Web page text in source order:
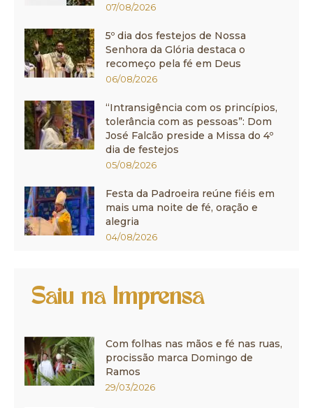
07/08/2026
5º dia dos festejos de Nossa
Senhora da Glória destaca o
recomeço pela fé em Deus
06/08/2026
“Intransigência com os princípios,
tolerância com as pessoas”: Dom
José Falcão preside a Missa do 4º
dia de festejos
05/08/2026
Festa da Padroeira reúne fiéis em
mais uma noite de fé, oração e
alegria
04/08/2026
Saiu na Imprensa
Com folhas nas mãos e fé nas ruas,
procissão marca Domingo de
Ramos
29/03/2026